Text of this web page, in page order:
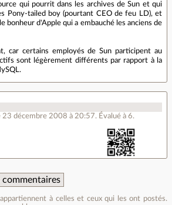
qui pourrit dans les archives de Sun et qui
Pony-tailed boy (pourtant CEO de feu LD), et
bonheur d'Apple qui a embauché les anciens de
car certains employés de Sun participent au
sont légèrement différents par rapport à la
23 décembre 2008 à 20:57. Évalué à 6.
commentaires
à celles et ceux qui les ont postés.